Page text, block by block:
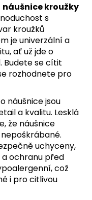
náušnice kroužky
s
kroužků
je univerzální a
ať už jde o
Budete se cítit
rozhodnete pro
náušnice jsou
a kvalitu. Lesklá
že náušnice
uchyceny,
a ochranu před
což
i pro citlivou